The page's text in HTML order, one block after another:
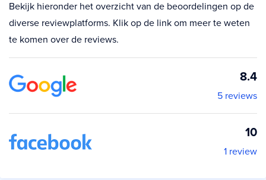
Bekijk hieronder het overzicht van de beoordelingen op de
diverse reviewplatforms. Klik op de link om meer te weten
te komen over de reviews.
8.4
5 reviews
10
1 review